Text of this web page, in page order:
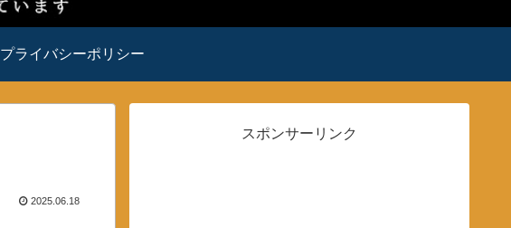
プライバシーポリシー
2025.06.18
スポンサーリンク